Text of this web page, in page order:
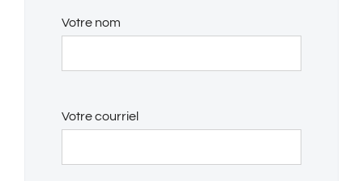
Votre nom
Votre courriel